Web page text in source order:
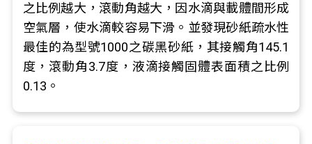
之比例越大，滾動角越大，因水滴與載體間形成
空氣層，使水滴較容易下滑。並發現砂紙疏水性
最佳的為型號1000之碳黑砂紙，其接觸角145.1
度，滾動角3.7度，液滴接觸固體表面積之比例
0.13。